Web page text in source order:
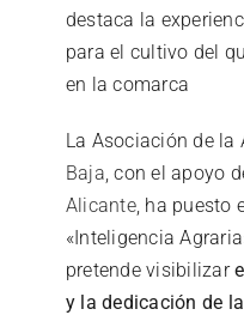
destaca la
para el cultivo del
en la comarca
La Asociación de la
Baja , con el apoyo
Alicante, ha puesto
«Inteligencia
pretende visibilizar
y la dedicación de